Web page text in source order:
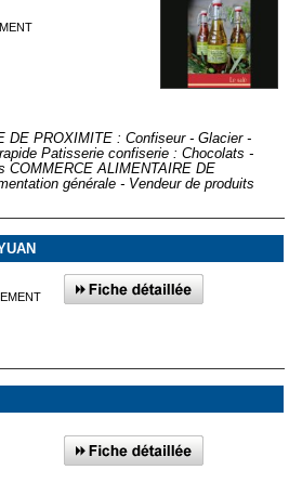
DE PROXIMITE : Confiseur - Glacier -
Patisserie confiserie : Chocolats -
COMMERCE ALIMENTAIRE DE
générale - Vendeur de produits